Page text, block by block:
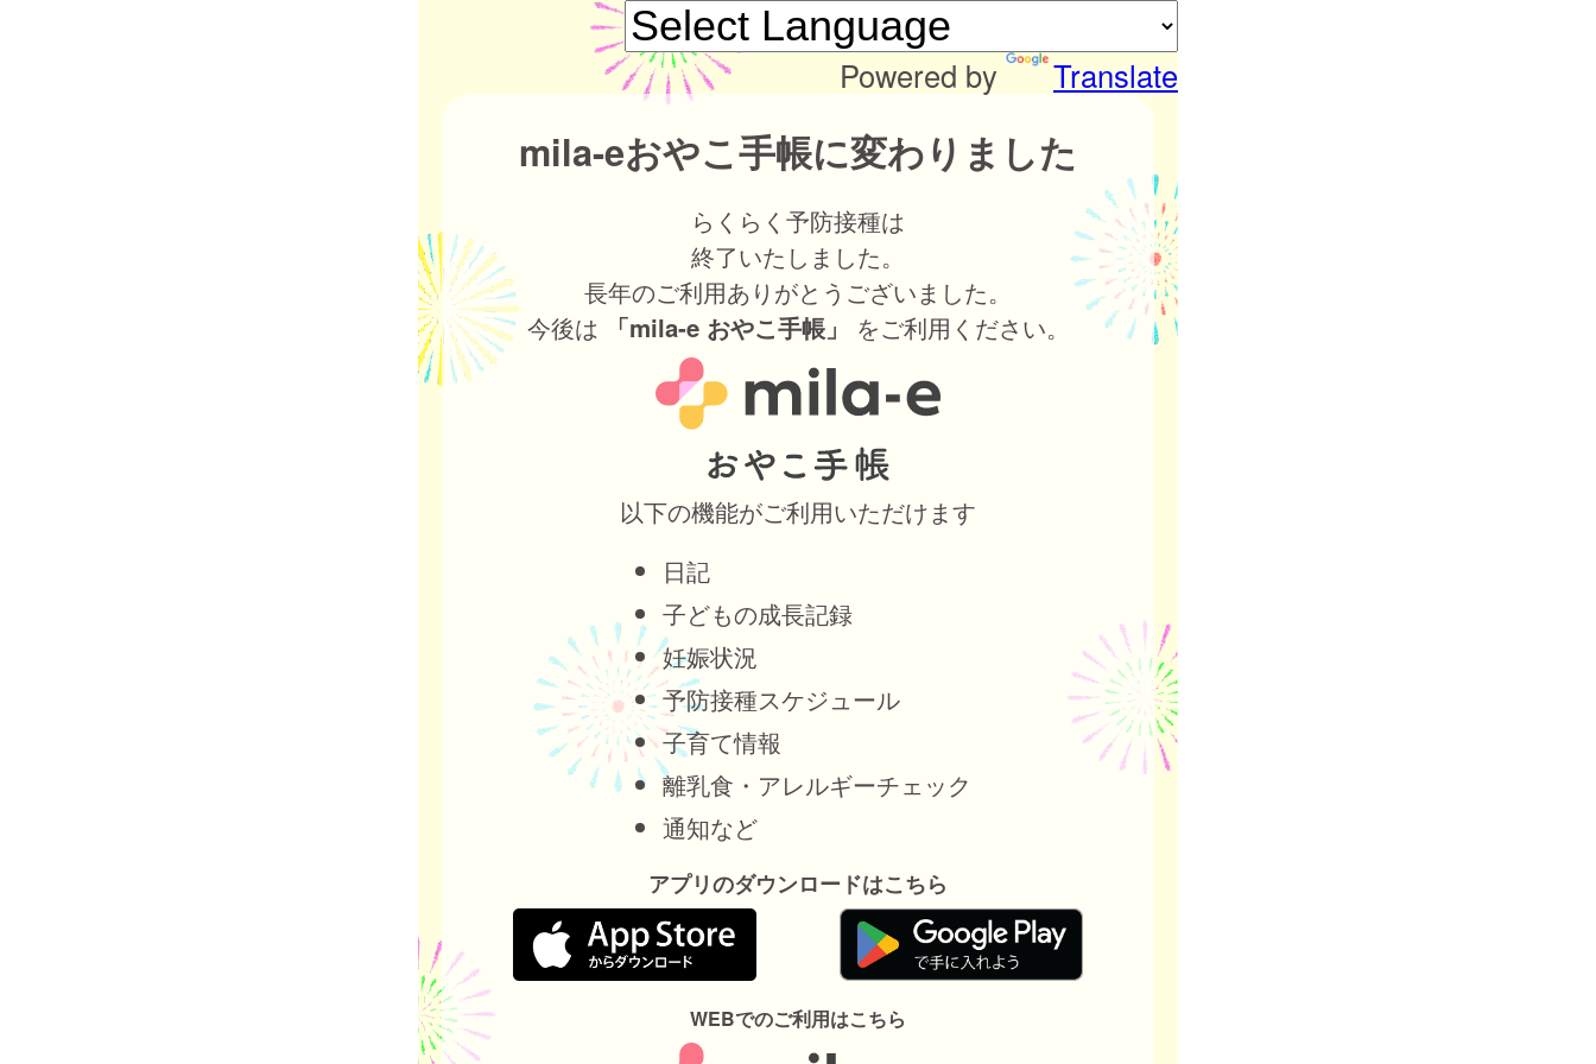
Powered by Translate
mila-eおやこ手帳に変わりました
らくらく予防接種は
終了いたしました。
長年のご利用ありがとうございました。
今後は
「mila-e おやこ手帳」 をご利用ください。
以下の機能がご利用いただけます
日記
子どもの成長記録
妊娠状況
予防接種スケジュール
子育て情報
離乳食・アレルギーチェック
通知など
アプリのダウンロードはこちら
WEBでのご利用はこちら